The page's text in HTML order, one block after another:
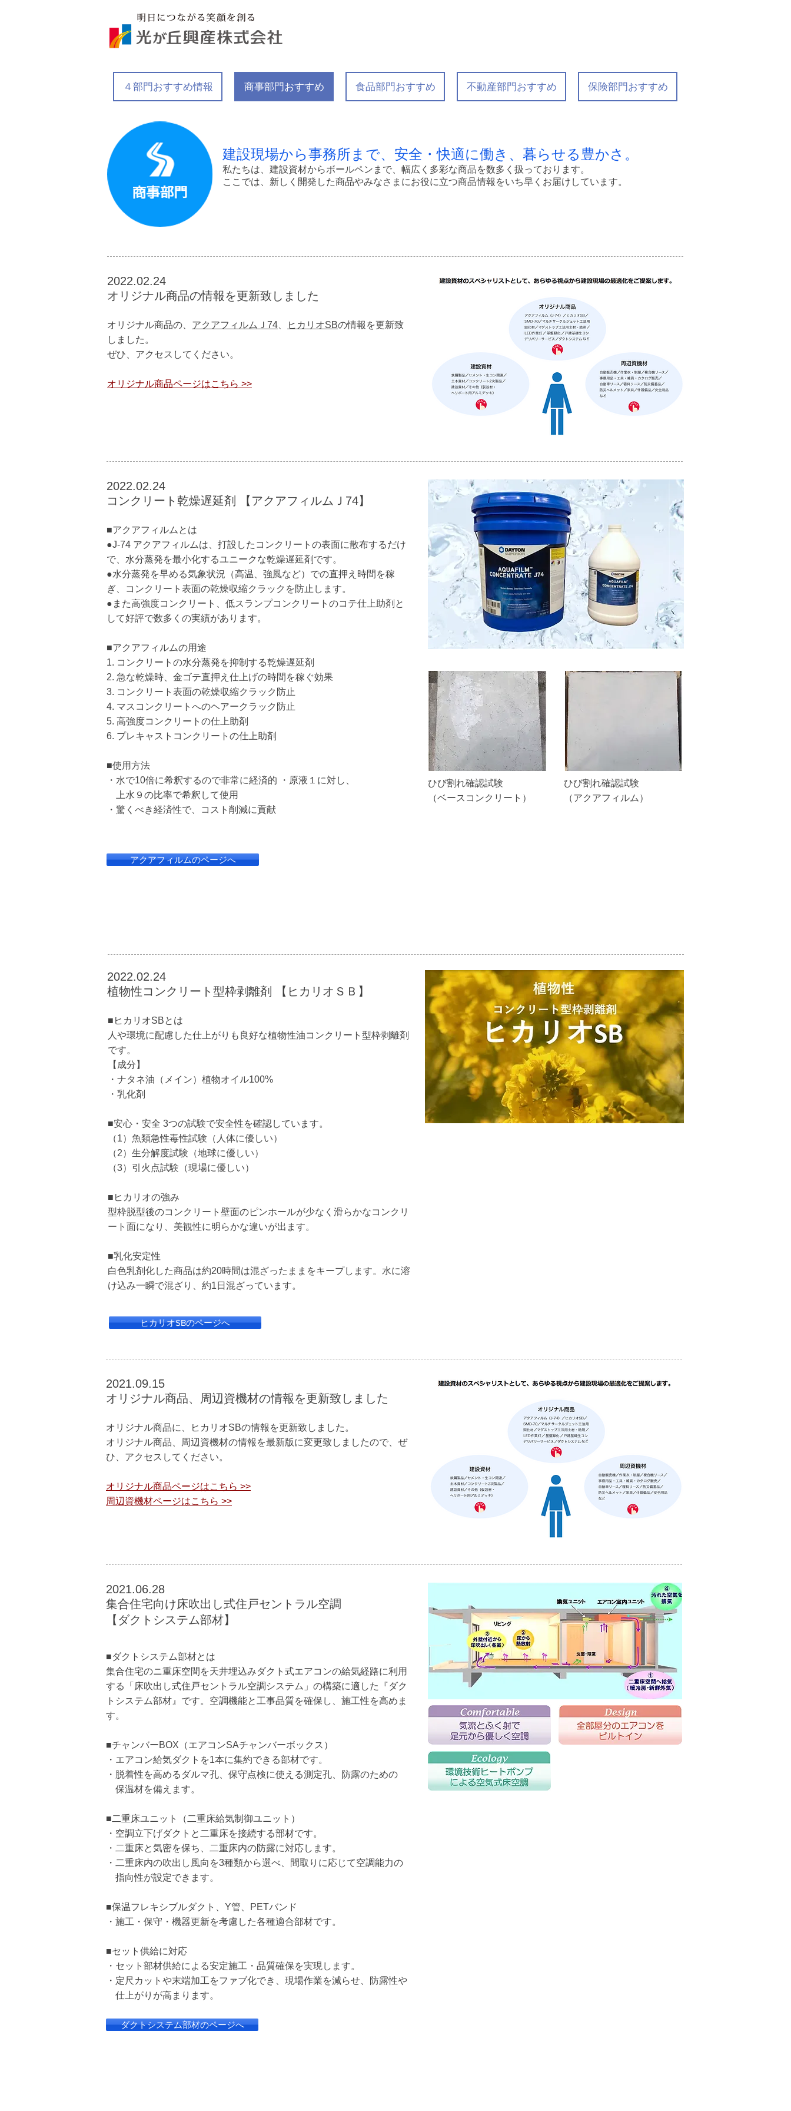
４部門おすすめ情報 商事部門おすすめ 食品部門おすすめ 不動産部門おすすめ 保険部門おすすめ
建設現場から事務所まで、安全・快適に働き、暮らせる豊かさ。
私たちは、建設資材からボールペンまで、幅広く多彩な商品を数多く扱っております。
ここでは、新しく開発した商品やみなさまにお役に立つ商品情報をいち早くお届けしています。
​2022.02.24
オリジナル商品の情報を更新致しました
オリジナル商品の、 アクアフィルムＪ74 ヒカリオSBの情報を更新致
しました。
ぜひ、アクセスしてください。
オリジナル商品ページはこちら >>
​2022.02.24
コンクリート乾燥遅延剤 【アクアフィルムＪ74】
■アクアフィルムとは
●J-74 アクアフィルムは、打設したコンクリートの表面に散布するだけ
で、水分蒸発を最小化するユニークな乾燥遅延剤です。
●水分蒸発を早める気象状況（高温、強風など）での直押え時間を稼
ぎ、コンクリート表面の乾燥収縮クラックを防止します。
●また高強度コンクリート、低スランプコンクリートのコテ仕上助剤と
して好評で数多くの実績があります。
■アクアフィルムの用途
1. コンクリートの水分蒸発を抑制する乾燥遅延剤
2. 急な乾燥時、金ゴテ直押え仕上げの時間を稼ぐ効果
3. コンクリート表面の乾燥収縮クラック防止
4. マスコンクリートへのヘアークラック防止
5. 高強度コンクリートの仕上助剤
6. プレキャストコンクリートの仕上助剤
■使用方法
・水で10倍に希釈するので非常に経済的 ・原液１に対し、
上水９の比率で希釈して使用
・驚くべき経済性で、コスト削減に貢献
アクアフィルムのページへ
ひび割れ確認試験
（ベースコンクリート）
ひび割れ確認試験
（アクアフィルム）
​2022.02.24
植物性コンクリート型枠剥離剤 【ヒカリオＳＢ】
■ヒカリオSBとは
人や環境に配慮した仕上がりも良好な植物性油コンクリート型枠剥離剤
です。
【成分】
・ナタネ油（メイン）植物オイル100%
・乳化剤
■安心・安全 3つの試験で安全性を確認しています。
（1）魚類急性毒性試験（人体に優しい）
（2）生分解度試験（地球に優しい）
（3）引火点試験（現場に優しい）
■ヒカリオの強み
型枠脱型後のコンクリート壁面のピンホールが少なく滑らかなコンクリ
ート面になり、美観性に明らかな違いが出ます。
■乳化安定性
白色乳剤化した商品は約20時間は混ざったままをキープします。水に溶
け込み一瞬で混ざり、約1日混ざっています。
ヒカリオSBのページへ
​2021.09.15
オリジナル商品、周辺資機材の情報を更新致しました
オリジナル商品に、ヒカリオSBの情報を更新致しました。
オリジナル商品、周辺資機材の情報を最新版に変更致しましたので、ぜ
ひ、アクセスしてください。
オリジナル商品ページはこちら >>
周辺資機材ページはこちら >>
​2021.06.28
集合住宅向け床吹出し式住戸セントラル空調
【ダクトシステム部材】
■ダクトシステム部材とは
集合住宅のニ重床空間を天井埋込みダクト式エアコンの給気経路に利用
する「床吹出し式住戸セントラル空調システム」の構築に適した『ダク
トシステム部材』です。空調機能と工事品質を確保し、施工性を高めま
す。
■チャンバーBOX（エアコンSAチャンバーボックス）
・エアコン給気ダクトを1本に集約できる部材です。
・脱着性を高めるダルマ孔、保守点検に使える測定孔、防露のための
保温材を備えます。
■二重床ユニット（二重床給気制御ユニット）
・空調立下げダクトと二重床を接続する部材です。
・二重床と気密を保ち、二重床内の防露に対応します。
・二重床内の吹出し風向を3種類から選べ、間取りに応じて空調能力の
指向性が設定できます。
■保温フレキシブルダクト、Y管、PETバンド
・施工・保守・機器更新を考慮した各種適合部材です。
■セット供給に対応
・セット部材供給による安定施工・品質確保を実現します。
・定尺カットや末端加工をファブ化でき、現場作業を減らせ、防露性や
仕上がりが高まります。
ダクトシステム部材のページへ